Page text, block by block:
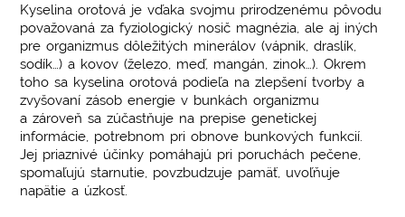
Kyselina orotová je vďaka svojmu prirodzenému pôvodu
považovaná za fyziologický nosič magnézia, ale aj iných
pre organizmus dôležitých minerálov (vápnik, draslík,
sodík…) a kovov (železo, meď, mangán, zinok…). Okrem
toho sa kyselina orotová podieľa na zlepšení tvorby a
zvyšovaní zásob energie v bunkách organizmu
a zároveň sa zúčastňuje na prepise genetickej
informácie, potrebnom pri obnove bunkových funkcií.
Jej priaznivé účinky pomáhajú pri poruchách pečene,
spomaľujú starnutie, povzbudzuje pamäť, uvoľňuje
napätie a úzkosť.